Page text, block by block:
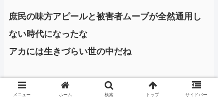
庶民の味方アピールと被害者ムーブが全然通用し
ない時代になったな
アカには生きづらい世の中だね
メニュー ホーム 検索 トップ サイドバー